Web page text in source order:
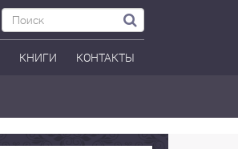
КНИГИ КОНТАКТЫ